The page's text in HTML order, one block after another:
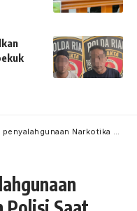
Narkotika Diamankan Polisi Saat Makan Nasi Goreng